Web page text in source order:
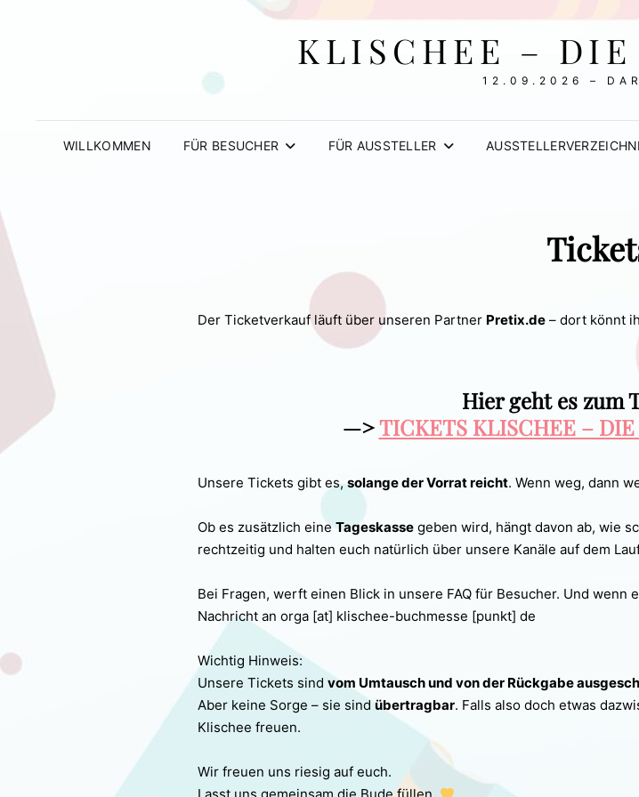
KLISCHEE – DIE
12.09.2026 –
WILLKOMMEN FÜR BESUCHER FÜR AUSSTELLER
Der Ticketverkauf läuft über unseren Partner Pretix.de – dort könnt
Hier geht es zum
—>TICKETS KLISCHEE –
Unsere Tickets gibt es,solange der Vorrat reicht. Wenn weg, dann
Ob es zusätzlich eineTageskasse geben wird, hängt davon ab, wie
rechtzeitig und halten euch natürlich über unsere Kanäle auf dem
Bei Fragen, werft einen Blick in unsere FAQ für Besucher. Und
Nachricht an orga [at] klischee-buchmesse [punkt] de
Wichtig Hinweis:
Unsere Tickets sind vom Umtausch und von der Rückgabe
Aber keine Sorge – sie sindübertragbar. Falls also doch etwas
Klischee freuen.
Wir freuen uns riesig auf euch.